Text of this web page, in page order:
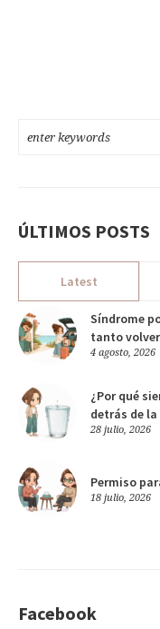
ÚLTIMOS POSTS
Latest
Síndrome
tanto
4 agosto, 2026
¿Por qué
detrás de
28 julio, 2026
Permiso
18 julio, 2026
Facebook